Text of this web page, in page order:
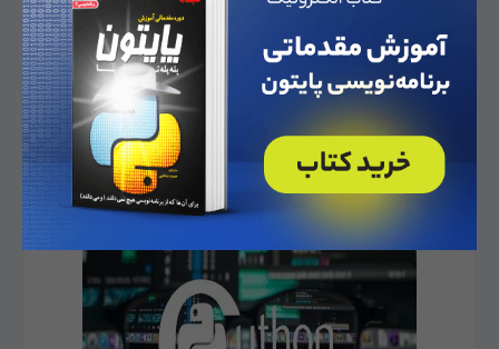
حمیدرضا تائبی کارگاه
بلاک‌چین (Blockchain) یک فناوری توزیع شده است که برای
ذخیره و انتقال اطلاعات به‌صورت امن و شفاف استفاده می‌شود. به
طور کلی، بلاک‌چین مجموعه‌ای از رکوردها است که به‌صورت متوالی
و متصل به یک‌دیگر ذخیره می‌شوند. هر رکورد به‌صورت یک بلاک
در بلاک‌چین ذخیره می‌شود.